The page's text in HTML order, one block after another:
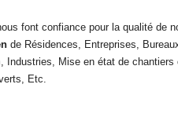
font confiance pour la qualité de
de Résidences, Entreprises,
Industries, Mise en état de
Etc.